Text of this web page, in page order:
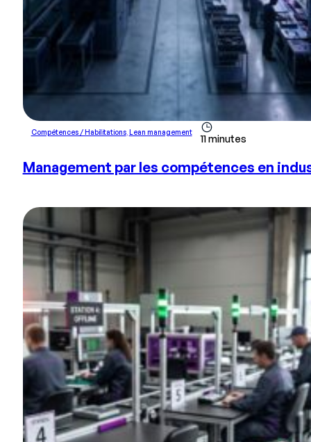
Compétences / Habilitations, Lean management
11 minutes
Management par les compétences en